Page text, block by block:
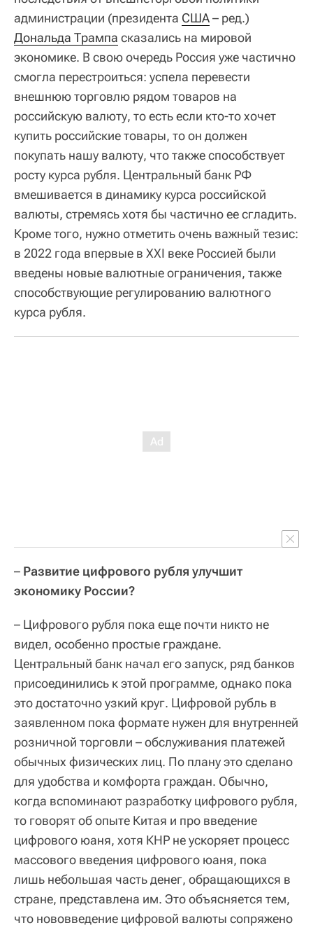
администрации (президента США– ред.)
Дональда Трампа сказались на мировой
экономике. В свою очередь Россия уже частично
смогла перестроиться: успела перевести
внешнюю торговлю рядом товаров на
российскую валюту, то есть если кто-то хочет
купить российские товары, то он должен
покупать нашу валюту, что также способствует
росту курса рубля. Центральный банк РФ
вмешивается в динамику курса российской
валюты, стремясь хотя бы частично ее сгладить.
Кроме того, нужно отметить очень важный тезис:
в 2022 года впервые в XXI веке Россией были
введены новые валютные ограничения, также
способствующие регулированию валютного
курса рубля.
– Развитие цифрового рубля улучшит
экономику России?
– Цифрового рубля пока еще почти никто не
видел, особенно простые граждане.
Центральный банк начал его запуск, ряд банков
присоединились к этой программе, однако пока
это достаточно узкий круг. Цифровой рубль в
заявленном пока формате нужен для внутренней
розничной торговли – обслуживания платежей
обычных физических лиц. По плану это сделано
для удобства и комфорта граждан. Обычно,
когда вспоминают разработку цифрового рубля,
то говорят об опыте Китая и про введение
цифрового юаня, хотя КНР не ускоряет процесс
массового введения цифрового юаня, пока
лишь небольшая часть денег, обращающихся в
стране, представлена им. Это объясняется тем,
что нововведение цифровой валюты сопряжено